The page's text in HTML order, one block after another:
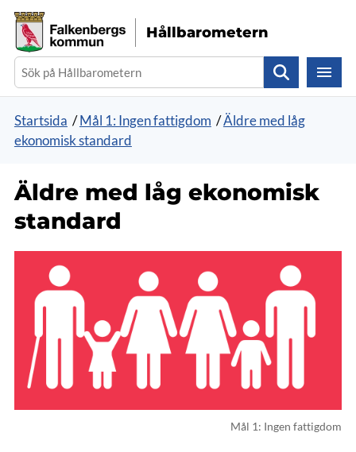
Gå direkt till sidans innehåll
Hållbarometern
Sök
Startsida /Mål 1: Ingen fattigdom /Äldre med låg
ekonomisk standard
Äldre med låg ekonomisk
standard
Mål 1: Ingen fattigdom